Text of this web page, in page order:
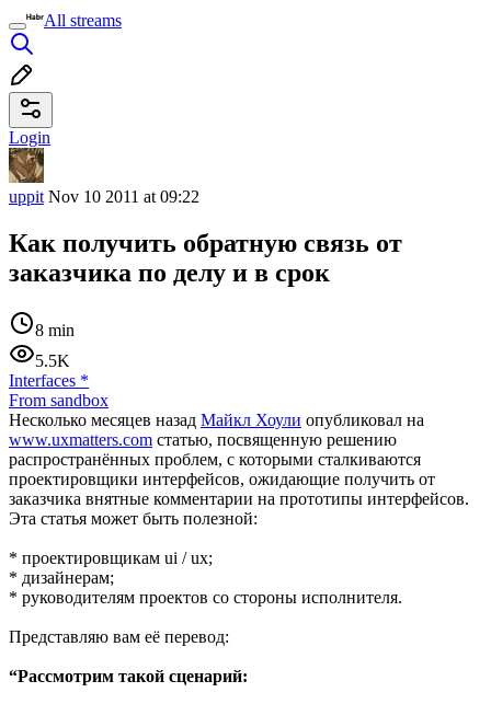
All streams
Login
uppit Nov 10 2011 at 09:22
Как получить обратную связь от
заказчика по делу и в срок
8 min
5.5K
Interfaces *
From sandbox
Несколько месяцев назад Майкл Хоули опубликовал на
www.uxmatters.com статью, посвященную решению
распространённых проблем, с которыми сталкиваются
проектировщики интерфейсов, ожидающие получить от
заказчика внятные комментарии на прототипы интерфейсов.
Эта статья может быть полезной:
* проектировщикам ui / ux;
* дизайнерам;
* руководителям проектов со стороны исполнителя.
Представляю вам её перевод:
“Рассмотрим такой сценарий: